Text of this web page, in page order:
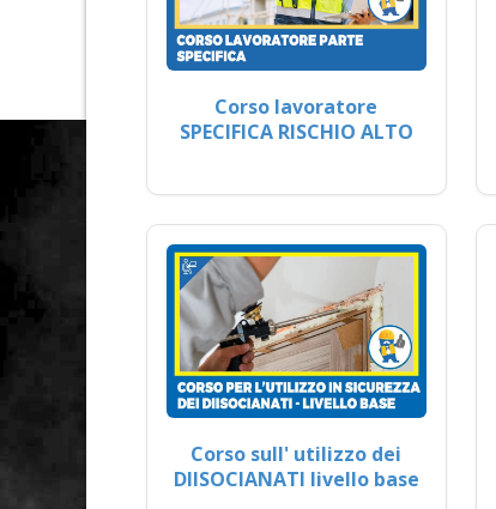
Corso lavoratore
SPECIFICA RISCHIO ALTO
Corso sull' utilizzo dei
DIISOCIANATI livello base